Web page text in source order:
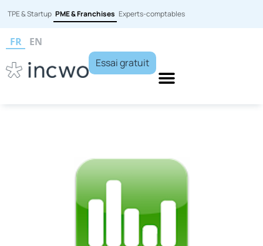
TPE & Startup PME & Franchises Experts-comptables
FR
EN
Essai gratuit